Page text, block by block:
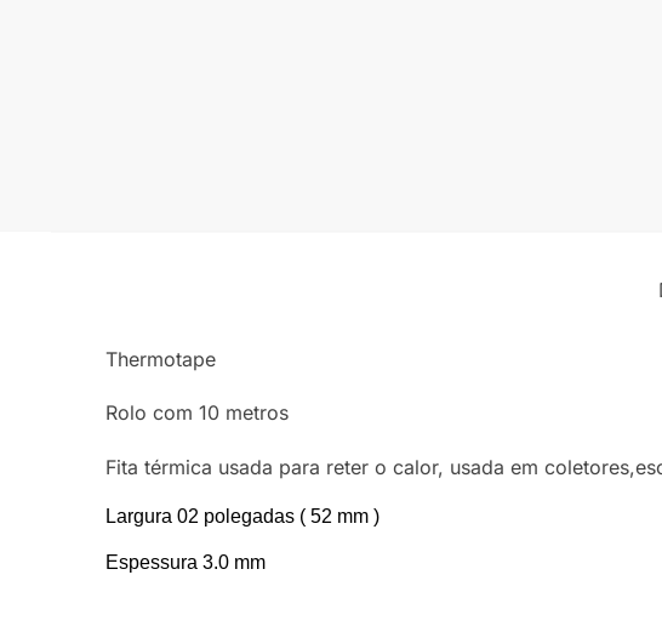
Thermotape
Rolo com 10 metros
Fita térmica usada para reter o calor, usada em
Largura 02 polegadas ( 52 mm )
Espessura 3.0 mm